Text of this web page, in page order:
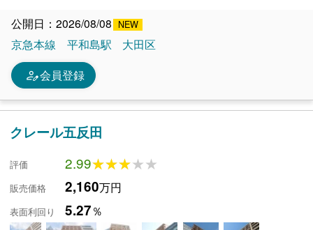
公開日：2026/08/08
京急本線
平和島駅 大田区
person_edit会員登録
クレール五反田
評価 2.99★★★★★
★★★★★
販売価格 2,160万円
表面利回り 5.27％